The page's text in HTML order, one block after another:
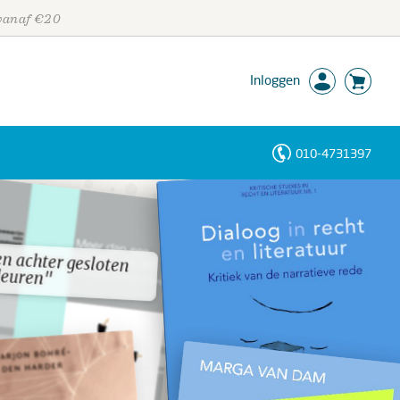
€20
Inloggen
010-4731397
achter gesloten
achter gesloten
Personen
Trefwoorden